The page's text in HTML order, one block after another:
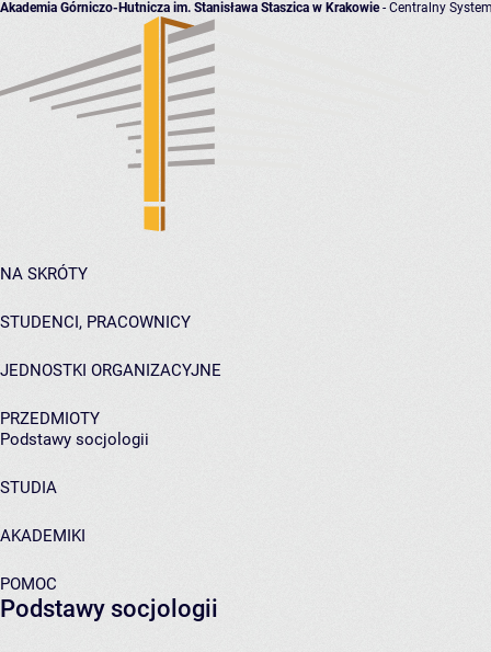
Akademia Górniczo-Hutnicza im. Stanisława Staszica w Krakowie- Centralny
NA SKRÓTY
STUDENCI, PRACOWNICY
JEDNOSTKI ORGANIZACYJNE
PRZEDMIOTY
Podstawy socjologii
STUDIA
AKADEMIKI
POMOC
Podstawy socjologii